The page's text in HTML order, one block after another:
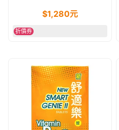
$1,280元
折價券